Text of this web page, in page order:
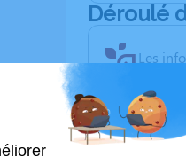
Déroulé
Les
Activez une
Recevoir une